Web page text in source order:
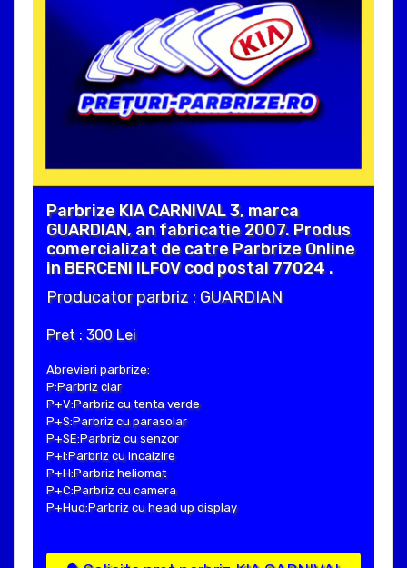
Parbrize KIA CARNIVAL 3, marca
GUARDIAN, an fabricatie 2007. Produs
comercializat de catre Parbrize Online
in BERCENI ILFOV cod postal 77024 .
Producator parbriz : GUARDIAN
Pret : 300 Lei
Abrevieri parbrize:
P:Parbriz clar
P+V:Parbriz cu tenta verde
P+S:Parbriz cu parasolar
P+SE:Parbriz cu senzor
P+I:Parbriz cu incalzire
P+H:Parbriz heliomat
P+C:Parbriz cu camera
P+Hud:Parbriz cu head up display